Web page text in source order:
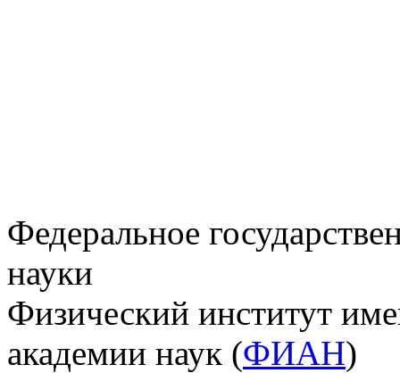
Федеральное
науки
Физический институт
академии наук (ФИАН)